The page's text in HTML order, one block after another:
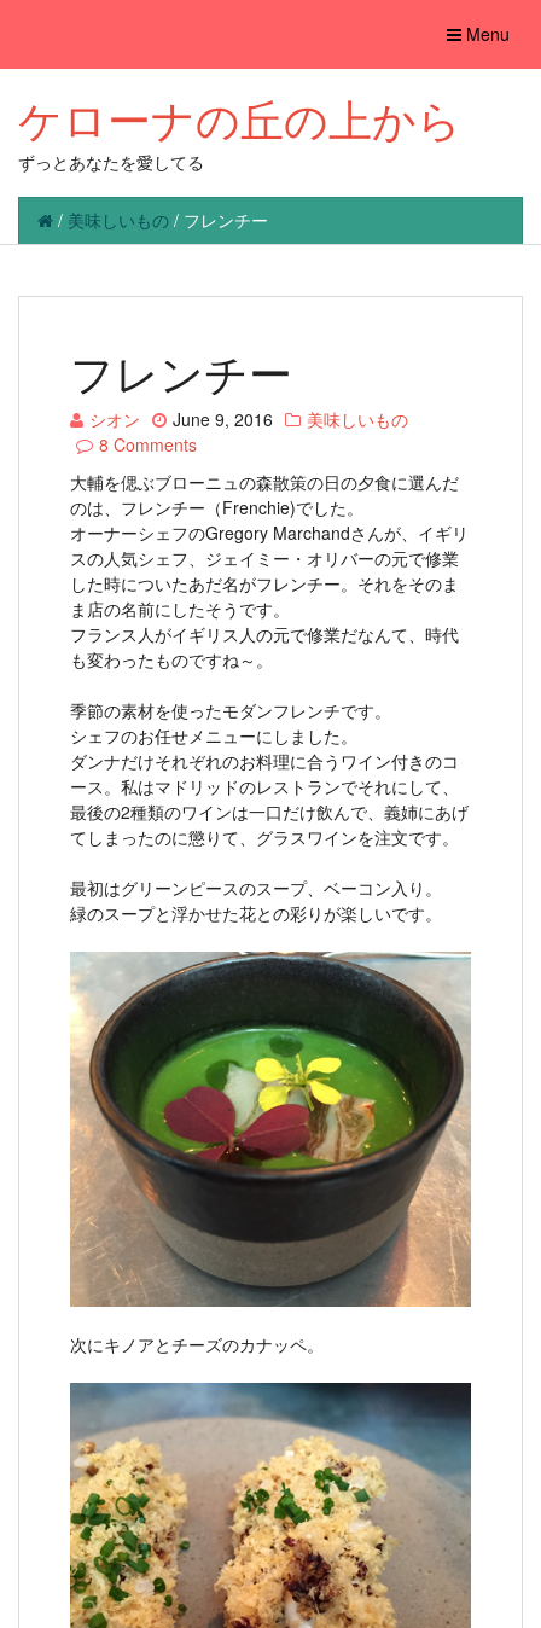
Toggle
Menu
ケローナの丘の上から
ずっとあなたを愛してる
/ 美味しいもの / フレンチー
フレンチー
シオン June 9, 2016
美味しいもの
8 Comments
大輔を偲ぶブローニュの森散策の日の夕食に選んだ
のは、フレンチー（Frenchie)でした。
オーナーシェフのGregory Marchandさんが、イギリ
スの人気シェフ、ジェイミー・オリバーの元で修業
した時についたあだ名がフレンチー。それをそのま
ま店の名前にしたそうです。
フランス人がイギリス人の元で修業だなんて、時代
も変わったものですね～。
季節の素材を使ったモダンフレンチです。
シェフのお任せメニューにしました。
ダンナだけそれぞれのお料理に合うワイン付きのコ
ース。私はマドリッドのレストランでそれにして、
最後の2種類のワインは一口だけ飲んで、義姉にあげ
てしまったのに懲りて、グラスワインを注文です。
最初はグリーンピースのスープ、ベーコン入り。
緑のスープと浮かせた花との彩りが楽しいです。
次にキノアとチーズのカナッペ。